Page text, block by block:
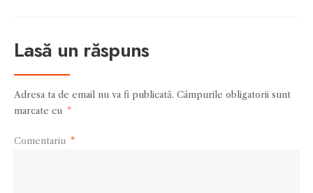
Lasă un răspuns
Adresa ta de email nu va fi publicată. Câmpurile obligatorii sunt
marcate cu *
Comentariu *